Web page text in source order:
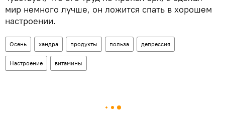
мир немного лучше, он ложится спать в хорошем
настроении.
Осень хандра продукты польза депрессия
Настроение витамины